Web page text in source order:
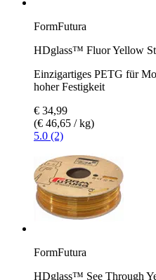
FormFutura
HDglass™ Fluor Yellow
Einzigartiges PETG für
hoher Festigkeit
€ 34,99
(€ 46,65 / kg)
5.0 (2)
FormFutura
HDglass™ See Through